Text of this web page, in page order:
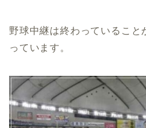
野球中継は終わっていること
っています。